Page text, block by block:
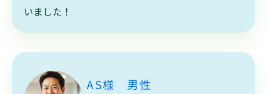
いました！
AS様 男性